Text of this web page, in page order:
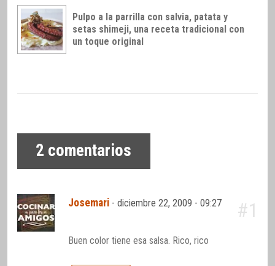
Pulpo a la parrilla con salvia, patata y
setas shimeji, una receta tradicional con
un toque original
2 comentarios
Josemari -diciembre 22, 2009 - 09:27 #1
Buen color tiene esa salsa. Rico, rico